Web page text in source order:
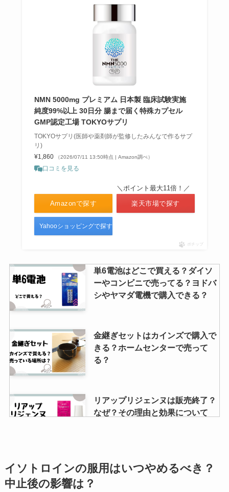
NMN 5000mg プレミアム 日本製 臨床試験実施
純度99%以上 30日分 腸まで届く特殊カプセル
GMP認定工場 TOKYOサプリ
TOKYOサプリ(医師や薬剤師が監修したみんなで作るサプ
リ)
¥1,860
（2026/07/11 13:50時点 | Amazon調べ）
口コミを見る
Amazonで探す
＼ポイント最大11倍！／
楽天市場で探す
Yahooショッピングで探す
ポチップ
単6電池はどこで買える？ダイソ
ーやコンビニで売ってる？ヨドバ
シやヤマダ電機で購入できる？
金継ぎセットはカインズで購入で
きる？ホームセンターで売って
る？
リアップリジェンヌは販売終了？
なぜ？その理由と効果について
ダッジチャレンジャーは生産終
イソトロインの服用はいつやめるべき？
中止後の影響は？